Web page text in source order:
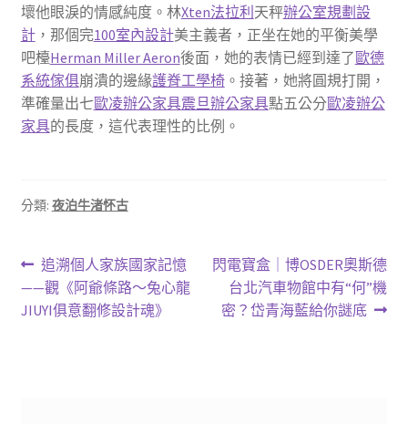
壞他眼淚的情感純度。林Xten法拉利 天秤辦公室規劃設
計，那個完100室內設計美主義者，正坐在她的平衡美學
吧檯Herman Miller Aeron後面，她的表情已經到達了歐德
系統傢俱崩潰的邊緣護脊工學椅。接著，她將圓規打開，
準確量出七歐凌辦公家具震旦辦公家具點五公分歐凌辦公
家具的長度，這代表理性的比例。
分類: 夜泊牛渚怀古
文
章
上
一
篇
追溯個人家族國家記憶
——觀《阿爺條路～兔心龍
JIUYI俱意翻修設計魂》
下
篇
閃電寶盒｜博OSDER奧斯德
台北汽車物館中有“何”機
密？岱青海藍給你謎底